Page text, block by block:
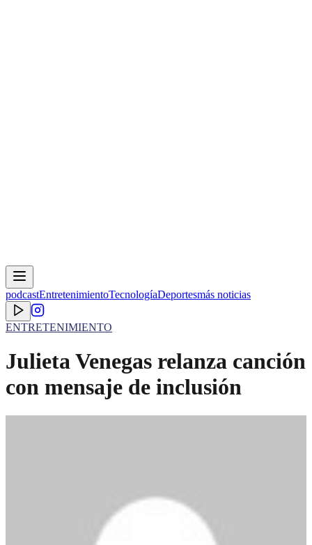
podcastEntretenimientoTecnologíaDeportesmás noticias
ENTRETENIMIENTO
Julieta Venegas relanza canción
con mensaje de inclusión